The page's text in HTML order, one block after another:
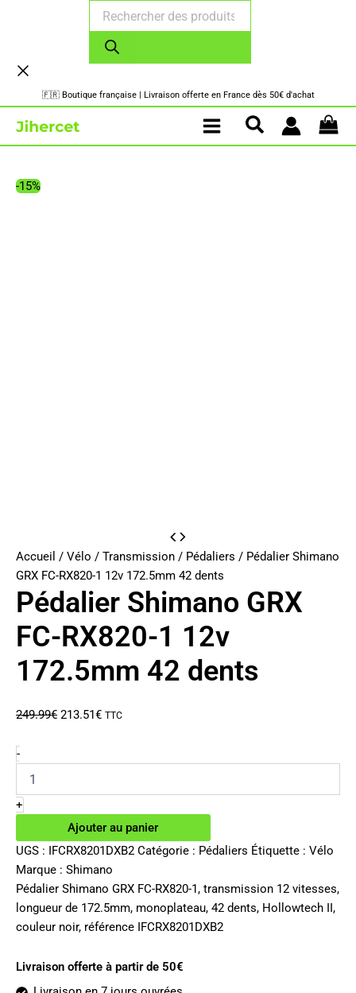
produits
🇫🇷 Boutique française | Livraison offerte en France dès 50€ d'achat
-15%
Accueil / Vélo / Transmission / Pédaliers / Pédalier Shimano
GRX FC-RX820-1 12v 172.5mm 42 dents
Pédalier Shimano GRX
FC-RX820-1 12v
172.5mm 42 dents
249.99€ Le
213.51€Le
TTC
-quantité
de
Pédalier
Shimano
GRX
RX820-
1
172.5mm
42
dents
+
Ajouter au panier
UGS :
IFCRX8201DXB2 Catégorie : Pédaliers Étiquette : Vélo
Marque : Shimano
Pédalier Shimano GRX FC-RX820-1, transmission 12 vitesses,
longueur de 172.5mm, monoplateau, 42 dents, Hollowtech II,
couleur noir, référence IFCRX8201DXB2
Livraison offerte à partir de 50€